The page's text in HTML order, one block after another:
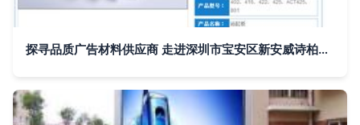
探寻品质广告材料供应商 走进深圳市宝安区新安威诗柏广告材料店